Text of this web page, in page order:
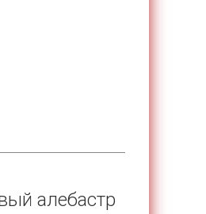
алебастр